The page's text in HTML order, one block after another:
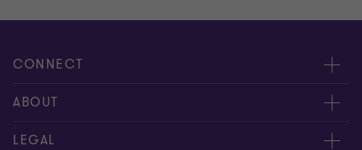
CONNECT
Kontakt
Experten
ABOUT
Über uns
LEGAL